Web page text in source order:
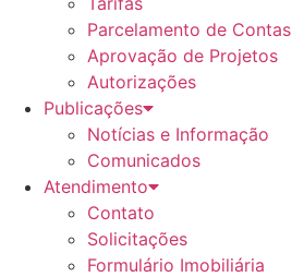
Parcelamento de Contas
Aprovação de Projetos
Autorizações
Publicações
Notícias e Informação
Comunicados
Atendimento
Contato
Solicitações
Formulário Imobiliária